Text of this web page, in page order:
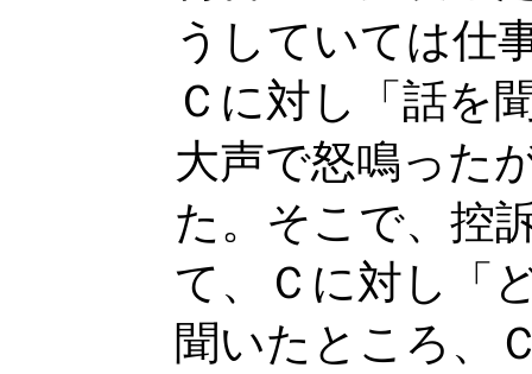
うしていては仕
Ｃに対し「話を
大声で怒鳴った
た。そこで、控
て、Ｃに対し「
聞いたところ、